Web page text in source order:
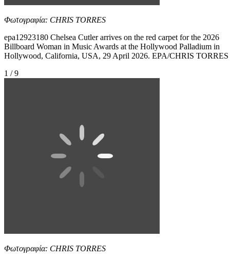
Φωτογραφία: CHRIS TORRES
epa12923180 Chelsea Cutler arrives on the red carpet for the 2026
Billboard Woman in Music Awards at the Hollywood Palladium in
Hollywood, California, USA, 29 April 2026. EPA/CHRIS TORRES
1 / 9
Φωτογραφία: CHRIS TORRES